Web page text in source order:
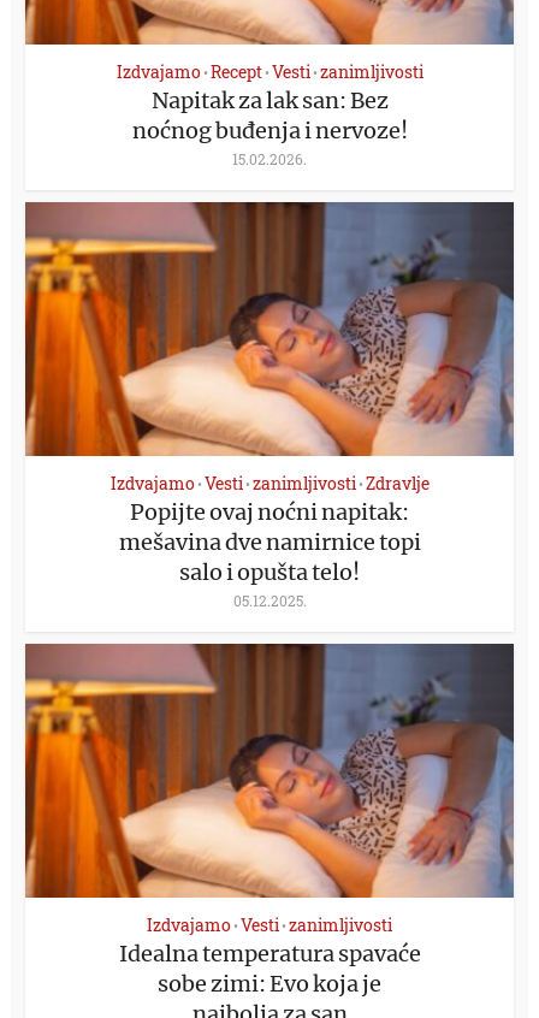
Izdvajamo •Recept •Vesti •zanimljivosti
Napitak za lak san: Bez
noćnog buđenja i nervoze!
15.02.2026.
Izdvajamo •Vesti •zanimljivosti •Zdravlje
Popijte ovaj noćni napitak:
mešavina dve namirnice topi
salo i opušta telo!
05.12.2025.
Izdvajamo•Vesti•zanimljivosti
Idealna temperatura spavaće
sobe zimi: Evo koja je